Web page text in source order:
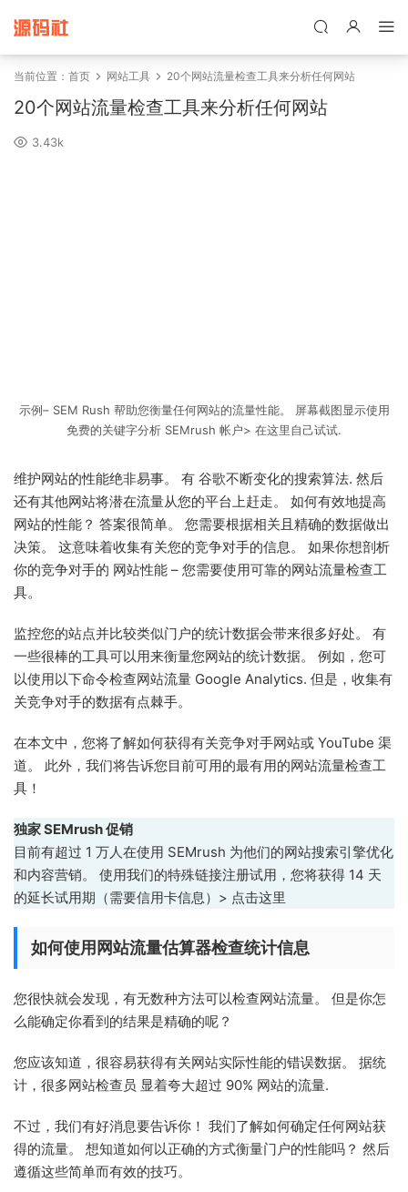
当前位置： 首页 网站工具 20个网站流量检查工具来分析任何网站
20个网站流量检查工具来分析任何网站
3.43k
示例– SEM Rush 帮助您衡量任何网站的流量性能。 屏幕截图显示使用
免费的关键字分析 SEMrush 帐户> 在这里自己试试.
维护网站的性能绝非易事。 有 谷歌不断变化的搜索算法. 然后
还有其他网站将潜在流量从您的平台上赶走。 如何有效地提高
网站的性能？ 答案很简单。 您需要根据相关且精确的数据做出
决策。 这意味着收集有关您的竞争对手的信息。 如果你想剖析
你的竞争对手的 网站性能 – 您需要使用可靠的网站流量检查工
具。
监控您的站点并比较类似门户的统计数据会带来很多好处。 有
一些很棒的工具可以用来衡量您网站的统计数据。 例如，您可
以使用以下命令检查网站流量 Google Analytics. 但是，收集有
关竞争对手的数据有点棘手。
在本文中，您将了解如何获得有关竞争对手网站或 YouTube 渠
道。 此外，我们将告诉您目前可用的最有用的网站流量检查工
具！
独家 SEMrush 促销
目前有超过 1 万人在使用 SEMrush 为他们的网站搜索引擎优化
和内容营销。 使用我们的特殊链接注册试用，您将获得 14 天
的延长试用期（需要信用卡信息）> 点击这里
如何使用网站流量估算器检查统计信息
您很快就会发现，有无数种方法可以检查网站流量。 但是你怎
么能确定你看到的结果是精确的呢？
您应该知道，很容易获得有关网站实际性能的错误数据。 据统
计，很多网站检查员 显着夸大超过 90% 网站的流量.
不过，我们有好消息要告诉你！ 我们了解如何确定任何网站获
得的流量。 想知道如何以正确的方式衡量门户的性能吗？ 然后
遵循这些简单而有效的技巧。